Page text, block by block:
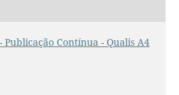
Publicação Contínua - Qualis A4